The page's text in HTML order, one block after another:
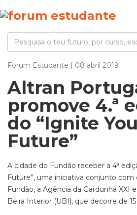
Forum Estudante | 08 abril 2019
Altran
promove 4.ª
do “Ignite
Future”
A cidade do Fundão receber a 4ª
Future”, uma iniciativa conjunto com
Fundão, a Agência da Gardunha XXI
Beira Interior (UBI), que decorre de 15